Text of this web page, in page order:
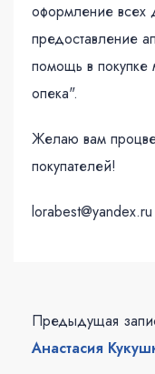
оформление
предоставление
помощь в
опека".
Желаю вам
покупателей!
lorabest@yandex.ru
Предыдущая
Анастасия